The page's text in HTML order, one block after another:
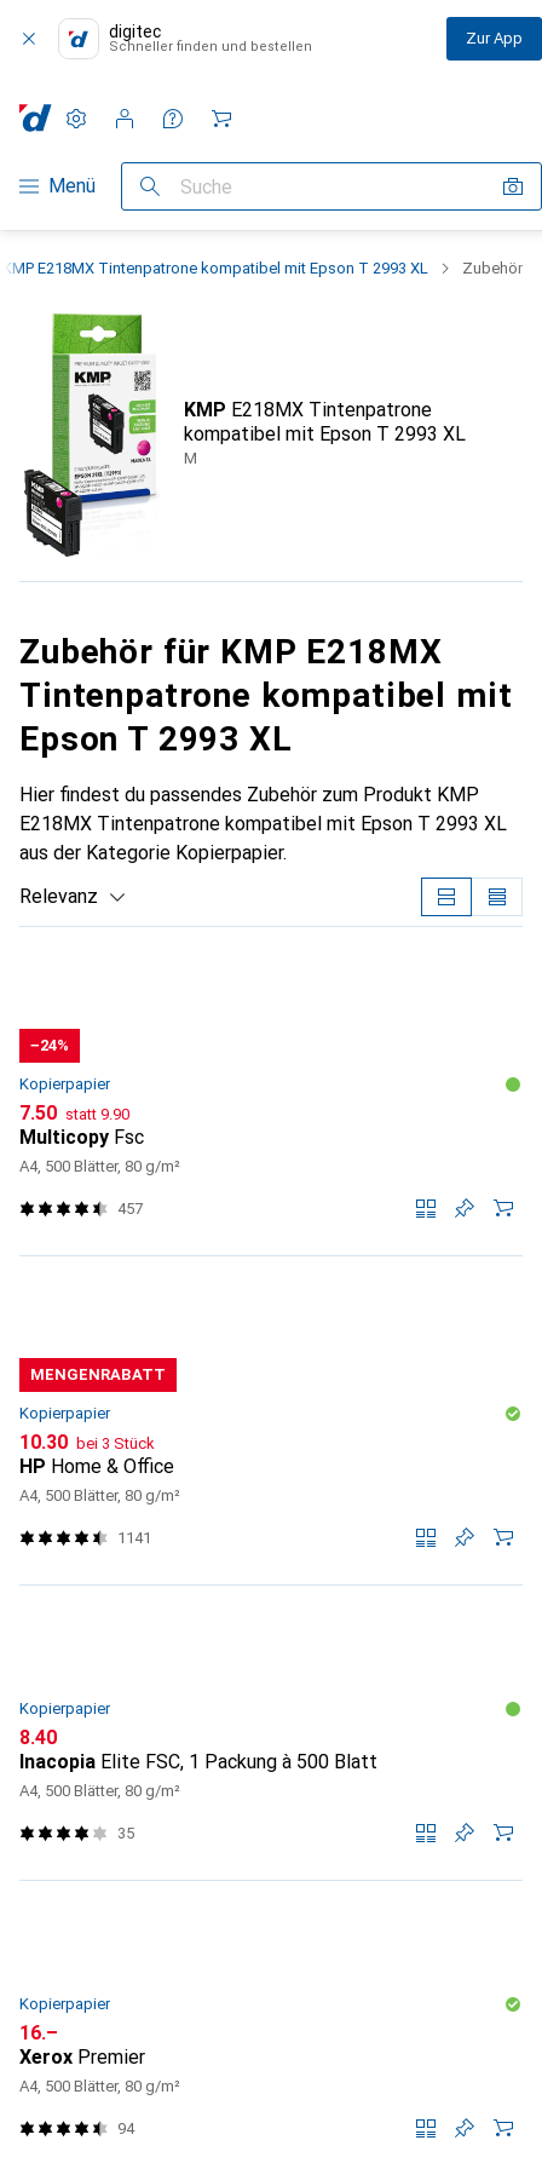
digitec
Schneller finden und bestellen Zur App
Navigation nach Kategorien
Menü Suche
Einstellungen
Kundenkonto
Vergleichslisten
Merklisten
Warenkorb
KMP E218MX Tintenpatrone kompatibel mit Epson T 2993 XL Zubehör
KMP E218MX Tintenpatrone
kompatibel mit Epson T 2993 XL
M
Zubehör für KMP E218MX
Tintenpatrone kompatibel mit
Epson T 2993 XL
Hier findest du passendes Zubehör zum Produkt KMP
E218MX Tintenpatrone kompatibel mit Epson T 2993 XL
aus der Kategorie Kopierpapier.
Relevanz
−24%
Kopierpapier
CHF
7.50 statt CHF
9.90
Multicopy Fsc
A4, 500 Blätter, 80 g/m²
457
MENGENRABATT
Kopierpapier
CHF
10.30 bei 3 Stück
HP Home & Office
A4, 500 Blätter, 80 g/m²
1141
Kopierpapier
CHF
8.40
Inacopia Elite FSC, 1 Packung à 500 Blatt
A4, 500 Blätter, 80 g/m²
35
Kopierpapier
CHF
16.–
Xerox Premier
A4, 500 Blätter, 80 g/m²
94